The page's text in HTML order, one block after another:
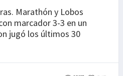
Marathón y Lobos
marcador 3-3 en un
jugó los últimos 30